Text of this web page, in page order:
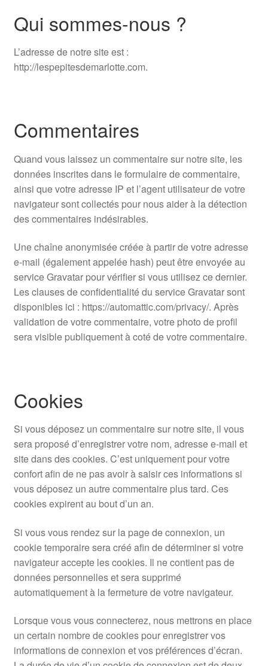
Panier
Validation de Commande
Qui sommes-nous ?
L’adresse de notre site est :
http://lespepitesdemarlotte.com.
Commentaires
Quand vous laissez un commentaire sur notre site, les
données inscrites dans le formulaire de commentaire,
ainsi que votre adresse IP et l’agent utilisateur de votre
navigateur sont collectés pour nous aider à la détection
des commentaires indésirables.
Une chaîne anonymisée créée à partir de votre adresse
e-mail (également appelée hash) peut être envoyée au
service Gravatar pour vérifier si vous utilisez ce dernier.
Les clauses de confidentialité du service Gravatar sont
disponibles ici : https://automattic.com/privacy/. Après
validation de votre commentaire, votre photo de profil
sera visible publiquement à coté de votre commentaire.
Cookies
Si vous déposez un commentaire sur notre site, il vous
sera proposé d’enregistrer votre nom, adresse e-mail et
site dans des cookies. C’est uniquement pour votre
confort afin de ne pas avoir à saisir ces informations si
vous déposez un autre commentaire plus tard. Ces
cookies expirent au bout d’un an.
Si vous vous rendez sur la page de connexion, un
cookie temporaire sera créé afin de déterminer si votre
navigateur accepte les cookies. Il ne contient pas de
données personnelles et sera supprimé
automatiquement à la fermeture de votre navigateur.
Lorsque vous vous connecterez, nous mettrons en place
un certain nombre de cookies pour enregistrer vos
informations de connexion et vos préférences d’écran.